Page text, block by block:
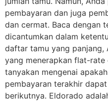
pembayaran dan juga
dan cermat. Baca dengan
dicantumkan dalam
daftar tamu yang panjang,
yang menerapkan flat-rate
tanyakan mengenai
pembayaran terakhir
berikutnya. Eldorado